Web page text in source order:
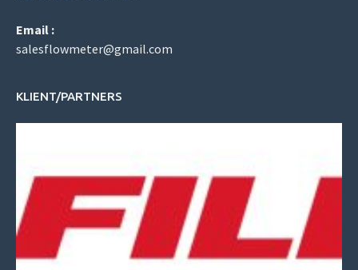
Email :
salesflowmeter@gmail.com
KLIENT/PARTNERS